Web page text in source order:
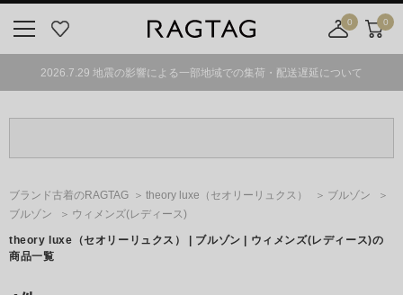
気
0
舗
カ
ト
0
2026.7.29 地震の影響による一部地域での集荷・配送遅延について
ブランド古着のRAGTAG theory luxe （セオリーリュクス）
ブルゾン
ブルゾン
ウィメンズ(レディース)
theory luxe （セオリーリュクス）
| ブルゾン | ウィメンズ(レディース)の
商品一覧